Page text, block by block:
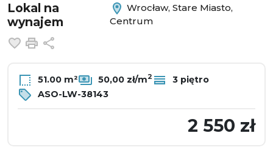
Lokal na
wynajem
Wrocław, Stare Miasto,
Centrum
Dodaj do ulubionych
Drukuj
51.00 m² 50,00 zł/m2
3 piętro
ASO-LW-38143
2 550 zł